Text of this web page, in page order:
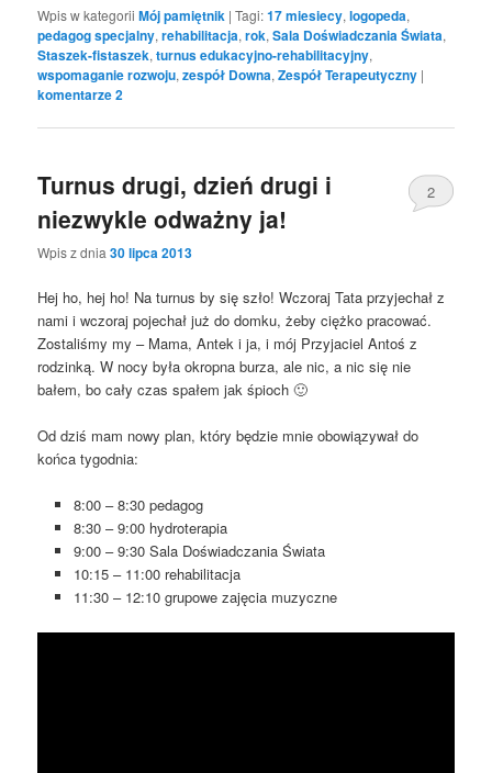
Wpis w kategoriiMój pamiętnik |Tagi:17 miesiecy,logopeda,
pedagog specjalny,rehabilitacja,rok,Sala Doświadczania Świata,
Staszek-fistaszek,turnus edukacyjno-rehabilitacyjny,
wspomaganie rozwoju,zespół Downa,Zespół Terapeutyczny |
komentarze2
Turnus drugi, dzień drugi i
niezwykle odważny ja!
Wpis z dnia30 lipca 2013
2
Hej ho, hej ho! Na turnus by się szło! Wczoraj Tata przyjechał z
nami i wczoraj pojechał już do domku, żeby ciężko pracować.
Zostaliśmy my – Mama, Antek i ja, i mój Przyjaciel Antoś z
rodzinką. W nocy była okropna burza, ale nic, a nic się nie
bałem, bo cały czas spałem jak śpioch 🙂
Od dziś mam nowy plan, który będzie mnie obowiązywał do
końca tygodnia:
8:00 – 8:30 pedagog
8:30 – 9:00 hydroterapia
9:00 – 9:30 Sala Doświadczania Świata
10:15 – 11:00 rehabilitacja
11:30 – 12:10 grupowe zajęcia muzyczne